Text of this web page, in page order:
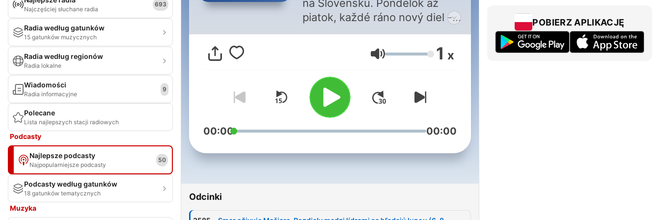
Najczęściej słuchane radia
693
Radia według gatunków
15 gatunków muzycznych
Radia według regionów
Radia lokalne
Wiadomości
Radia informacyjne
9
Polecane
Lista najlepszych stacji radiowych
Podcasty
Najlepsze podcasty
Najpopularniejsze podcasty
50
Podcasty według gatunków
18 gatunków tematycznych
Muzyka
na Slovensku. Pondelok až
piatok, každé ráno nový diel -
rozhovory s reportérmi,
komentátormi a hosťami
denníka SME. V sobotu
komentujeme politické a
celospoločenské dianie
predchádzajúceho týždňa.
Głośność 1 x
00:00 00:00
Odcinki
POBIERZ APLIKACJĘ